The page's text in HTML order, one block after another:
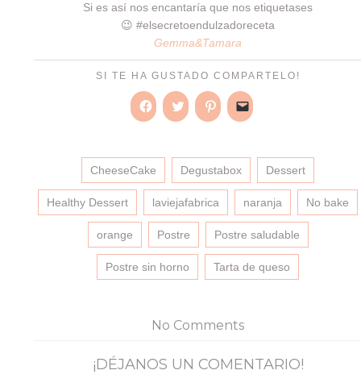
Si es así nos encantaría que nos etiquetases
😉 #elsecretoendulzadoreceta
Gemma&Tamara
SI TE HA GUSTADO COMPARTELO!
Haz
en
Facebook
(Se
abre
en
una
ventana
nueva)
Haz
en
Twitter
(Se
abre
en
una
ventana
nueva)
Haz
en
Pinterest
(Se
abre
en
una
ventana
nueva)
Haz
un
enlace
por
correo
electrónico
a
un
amigo
(Se
abre
en
una
CheeseCake Degustabox Dessert
Healthy Dessert laviejafabrica naranja No bake
orange Postre Postre saludable
Postre sin horno Tarta de queso
No Comments
¡DÉJANOS UN COMENTARIO!